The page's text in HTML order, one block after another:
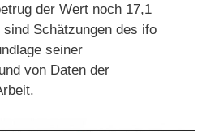
der Wert noch 17,1
Schätzungen des ifo
seiner
von Daten der